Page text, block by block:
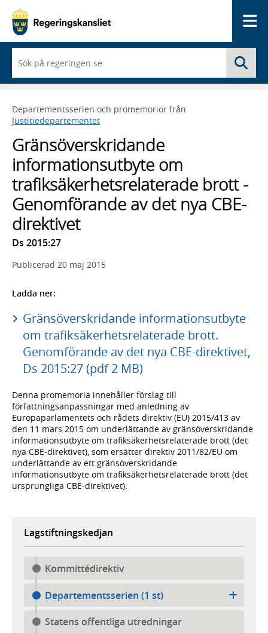
du
börjar
skriva
framträder
en
med
sökförslag
Departementsserien och promemorior från
Justitiedepartementet
Gränsöverskridande
informationsutbyte om
trafiksäkerhetsrelaterade brott -
Genomförande av det nya CBE-
direktivet
Ds 2015:27
Publicerad 20 maj 2015
Ladda ner:
Gränsöverskridande informationsutbyte
om trafiksäkerhetsrelaterade brott.
Genomförande av det nya CBE-direktivet,
Ds 2015:27 (pdf 2 MB)
Denna promemoria innehåller förslag till
författningsanpassningar med anledning av
Europaparlamentets och rådets direktiv (EU) 2015/413 av
den 11 mars 2015 om underlättande av gränsöverskridande
informationsutbyte om trafiksäkerhetsrelaterade brott (det
nya CBE-direktivet), som ersätter direktiv 2011/82/EU om
underlättande av ett gränsöverskridande
informationsutbyte om trafiksäkerhetsrelaterade brott (det
ursprungliga CBE-direktivet).
Lagstiftningskedjan
Kommittédirektiv
Departementsserien (1 st)
Statens offentliga utredningar